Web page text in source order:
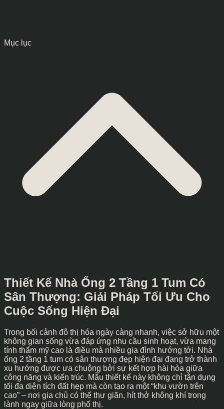
Mục lục
Thiết Kế Nhà Ống 2 Tầng 1 Tum Có
Sân Thượng: Giải Pháp Tối Ưu Cho
Cuộc Sống Hiện Đại
Trong bối cảnh đô thị hóa ngày càng nhanh, việc sở hữu một
không gian sống vừa đáp ứng nhu cầu sinh hoạt, vừa mang
tính thẩm mỹ cao là điều mà nhiều gia đình hướng tới. Nhà
ống 2 tầng 1 tum có sân thượng đẹp hiện đại đang trở thành
xu hướng được ưa chuộng bởi sự kết hợp hài hòa giữa
công năng và kiến trúc. Mẫu thiết kế này không chỉ tận dụng
tối đa diện tích đất hẹp mà còn tạo ra một “khu vườn trên
cao” – nơi gia chủ có thể thư giãn, hít thở không khí trong
lành ngay giữa lòng phố thị.